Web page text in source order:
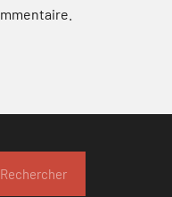
Rechercher